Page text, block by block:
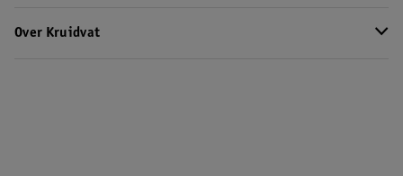
Over Kruidvat